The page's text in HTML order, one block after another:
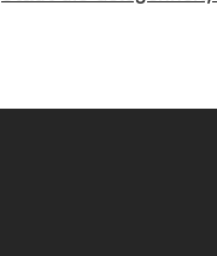
Ferien unter anderem
Eine Übersicht über
Baustellen findet ihr